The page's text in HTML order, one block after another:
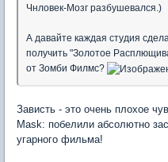
Чнловек-Мозг разбушевался.)
А давайте каждая студия
получить "Золотое
от Зомби Филмс?
Зависть - это очень плохое
Mask: побелили абсолютно
угарного фильма!